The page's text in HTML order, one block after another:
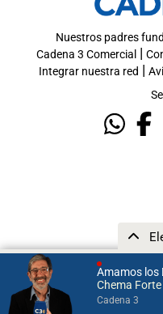
Amamos los
Chema Forte
Cadena 3
Nuestros padres
Cadena 3 Comercial |
Integrar nuestra red |